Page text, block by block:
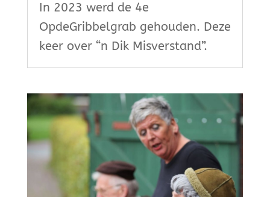
In 2023 werd de 4e
OpdeGribbelgrab gehouden. Deze
keer over “n Dik Misverstand”.